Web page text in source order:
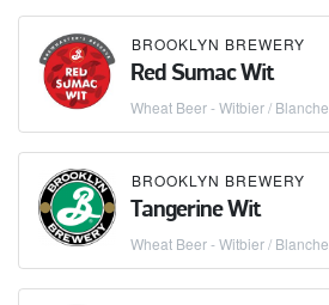
BROOKLYN BREWERY
Red Sumac Wit
Wheat Beer - Witbier / Blanche
BROOKLYN BREWERY
Tangerine Wit
Wheat Beer - Witbier / Blanche